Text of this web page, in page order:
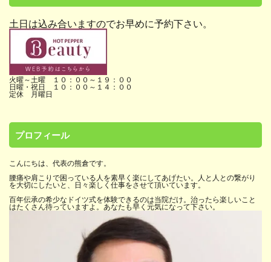
土日は込み合いますのでお早めに予約下さい。
火曜～土曜 １０：００～１９：００
日曜・祝日 １０：００～１４：００
定休 月曜日
プロフィール
こんにちは、代表の熊倉です。
腰痛や肩こりで困っている人を素早く楽にしてあげたい。人と人との繋がり
を大切にしたいと、日々楽しく仕事をさせて頂いています。
百年伝承の希少なドイツ式を体験できるのは当院だけ。治ったら楽しいこと
はたくさん待っていますよ。あなたも早く元気になって下さい。